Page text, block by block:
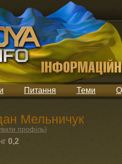
Питання Теми
Мельничук
профіль)
0,2